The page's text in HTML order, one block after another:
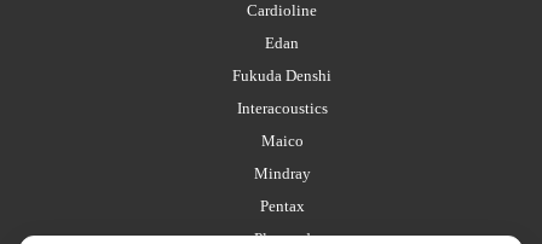
Cardioline
Edan
Fukuda Denshi
Interacoustics
Maico
Mindray
Pentax
Planmed